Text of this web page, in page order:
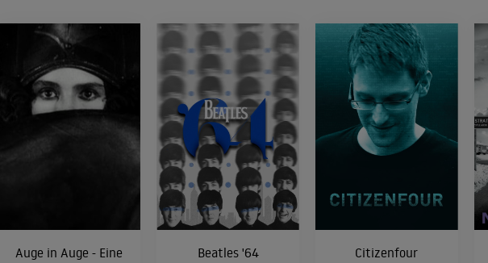
Auge in Auge - Eine
Beatles '64 Citizenfour